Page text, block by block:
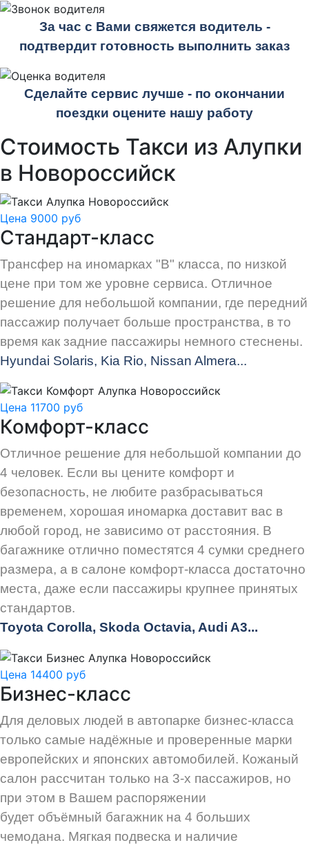
За час с Вами свяжется водитель -
подтвердит готовность выполнить заказ
Сделайте сервис лучше - по окончании
поездки оцените нашу работу
Стоимость Такси из Алупки
в Новороссийск
Цена 9000 руб
Стандарт-класс
Трансфер на иномарках "В" класса, по низкой
цене при том же уровне сервиса. Отличное
решение для небольшой компании, где передний
пассажир получает больше пространства, в то
время как задние пассажиры немного стеснены.
Hyundai Solaris, Kia Rio, Nissan Almera...
Цена 11700 руб
Комфорт-класс
Отличное решение для небольшой компании до
4 человек. Если вы цените комфорт и
безопасность, не любите разбрасываться
временем, хорошая иномарка доставит вас в
любой город, не зависимо от расстояния. В
багажнике отлично поместятся 4 сумки среднего
размера, а в салоне комфорт-класса достаточно
места, даже если пассажиры крупнее принятых
стандартов.
Toyota Corolla, Skoda Octavia, Audi A3...
Цена 14400 руб
Бизнес-класс
Для деловых людей в автопарке бизнес-класса
только самые надёжные и проверенные марки
европейских и японских автомобилей. Кожаный
салон рассчитан только на 3-х пассажиров, но
при этом в Вашем распоряжении
будет объёмный багажник на 4 больших
чемодана. Мягкая подвеска и наличие